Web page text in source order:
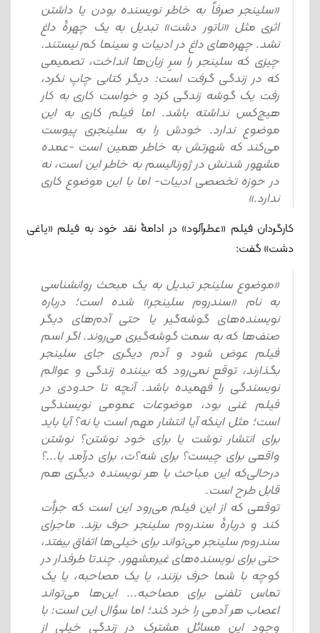
«سلینجر صرفاً به خاطر نویسنده بودن یا داشتن
اثری مثل «ناتور دشت» تبدیل به یک چهرۀ داغ
نشد. چهره‌های داغ در ادبیات و سینما کم نیستند.
چیزی که سلینجر را سرِ زبان‌ها انداخت، تصمیمی
که در زندگی گرفت است: دیگر کتابی چاپ نکرد،
رفت یک گوشه زندگی کرد و خواست کاری به کار
هیچ‌کس نداشته باشد. اما فیلم کاری به این
موضوع ندارد. خودش را به سلینجری پیوست
می‌کند که شهرتش به خاطر همین است -عمده
مشهور شدنش در ژورنالیسم به خاطر این است، نه
در حوزه تخصصی ادبیات- اما با این موضوع کاری
ندارد.»
کارگردان فیلم «عطرآلود» در ادامۀ نقد خود به فیلم «یاغی
دشت» گفت:
«موضوع سلینجر تبدیل به یک مبحث روانشناسی
به نام «سندروم سلینجر» شده است؛ درباره
نویسنده‌های گوشه‌گیر یا حتی آدم‌های دیگر
صنف‌ها که به سمت گوشه‌گیری می‌روند. اگر اسم
فیلم عوض شود و آدم دیگری جای سلینجر
بگذارند، توقع نمی‌رود که بیننده زندگی و عوالم
نویسندگی را فهمیده باشد. آنچه تا حدودی در
فیلم غنی بود، موضوعات عمومی نویسندگی
است؛ مثل اینکه آیا انتشار مهم است یا نه؟ آیا باید
برای انتشار نوشت یا برای خود نوشتن؟ نوشتن
واقعی برای چیست؟ برای شه؟ت، برای درآمد یا...؟
درحالی‌که این مباحث با هر نویسنده دیگری هم
قابل طرح است.
توقعی که از این فیلم می‌رود این است که جرأت
کند و دربارۀ سندروم سلینجر حرف بزند. ماجرای
سندروم سلینجر می‌تواند برای خیلی‌ها اتفاق بیفتد،
حتی برای نویسنده‌های غیرمشهور. چندتا طرفدار در
کوچه با شما حرف بزنند، یا یک مصاحبه، یا یک
تماس تلفنی برای مصاحبه... این‌ها می‌تواند
اعصاب هر آدمی را خرد کند؛ اما سؤال این است: با
وجود این مسائل مشترک در زندگی خیلی از